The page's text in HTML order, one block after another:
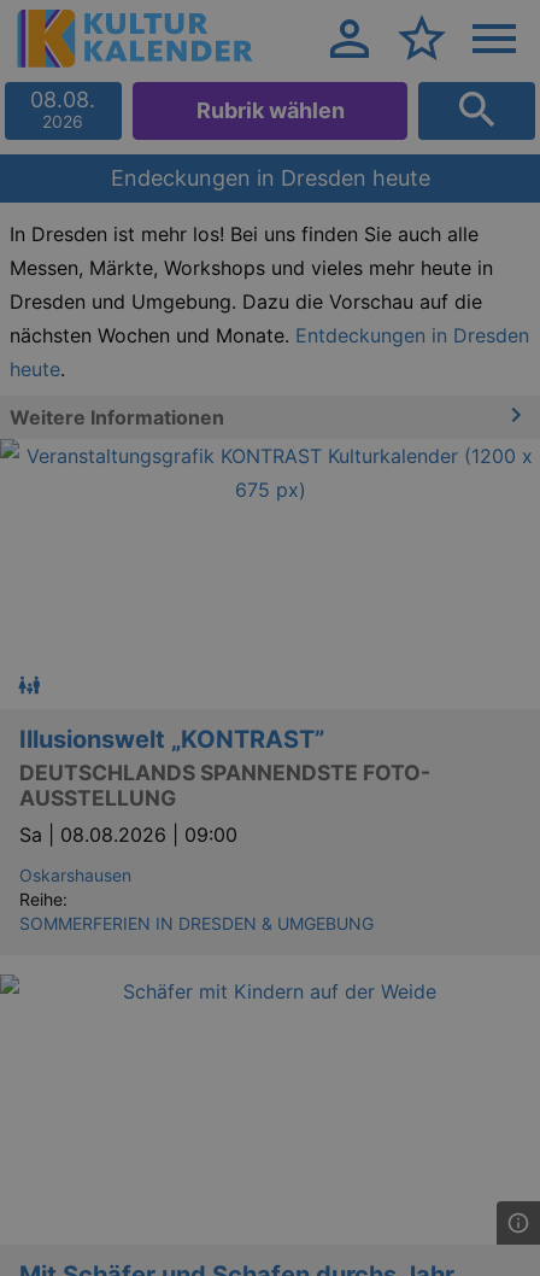
08.08.
2026 Rubrik wählen
Endeckungen in Dresden heute
In Dresden ist mehr los! Bei uns finden Sie auch alle
Messen, Märkte, Workshops und vieles mehr heute in
Dresden und Umgebung. Dazu die Vorschau auf die
nächsten Wochen und Monate. Entdeckungen in Dresden
heute.
Weitere Informationen
Illusionswelt „KONTRAST”
DEUTSCHLANDS SPANNENDSTE FOTO-
AUSSTELLUNG
Sa | 08.08.2026 | 09:00
Oskarshausen
Reihe:
SOMMERFERIEN IN DRESDEN & UMGEBUNG